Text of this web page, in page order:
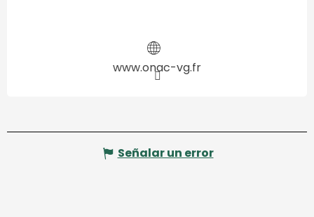
www.onac-vg.fr
Señalar un error